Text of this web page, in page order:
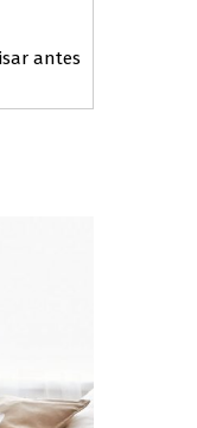
antes